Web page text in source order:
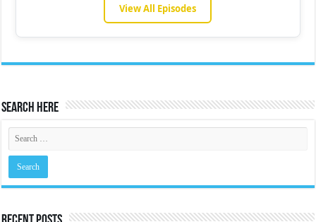
View All Episodes
Search Here